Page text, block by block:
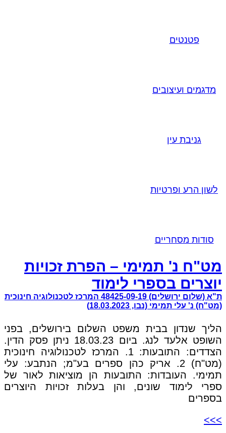
פטנטים
מדגמים ועיצובים
גניבת עין
לשון הרע ופרטיות
סודות מסחריים
מט"ח נ' תמימי – הפרת זכויות
יוצרים בספרי לימוד
ת"א (שלום ירושלים) 48425-09-19 המרכז לטכנולוגיה חינוכית
(מט"ח) נ' עלי תמימי (נבו, 18.03.2023)
הליך שנדון בבית משפט השלום בירושלים, בפני
השופט אלעד לנג. ביום 18.03.23 ניתן פסק הדין.
הצדדים: התובעות: 1. המרכז לטכנולוגיה חינוכית
(מט"ח) 2. אריק כהן ספרים בע"מ; הנתבע: עלי
תמימי. העובדות: התובעות הן מוציאות לאור של
ספרי לימוד שונים, והן בעלות זכויות היוצרים
בספרים
>>>